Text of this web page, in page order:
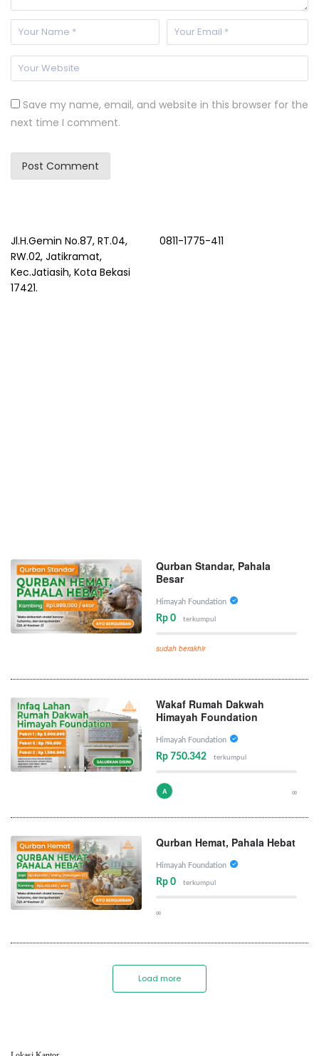
Save my name, email, and website in this browser for the
next time I comment.
Jl.H.Gemin No.87, RT.04,
RW.02, Jatikramat,
Kec.Jatiasih, Kota Bekasi
17421.
0811-1775-411
Qurban Standar, Pahala
Besar
Himayah Foundation
Rp 0 terkumpul
sudah berakhir
Wakaf Rumah Dakwah
Himayah Foundation
Himayah Foundation
Rp 750.342 terkumpul
A ∞
Qurban Hemat, Pahala Hebat
Himayah Foundation
Rp 0 terkumpul
∞
Load more